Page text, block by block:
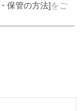
保管の方法]をご